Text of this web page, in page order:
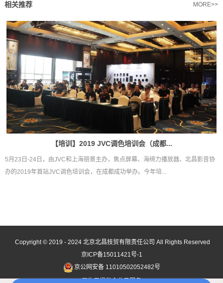
相关推荐 MORE>>
【培训】2019 JVC调色培训会（成都...
5月23日-24日，由JVC和上海丽景主办，焦点屏幕、海缔力播放器、北昌影音协
办的2019年首站JVC调色培训会，在成都成功举办。今年培...
Copyright © 2019 - 2024 北京北昌技贸有限责任公司 All Rights Reserved
京ICP备15011421号-1
京公网安备 11010502052482号